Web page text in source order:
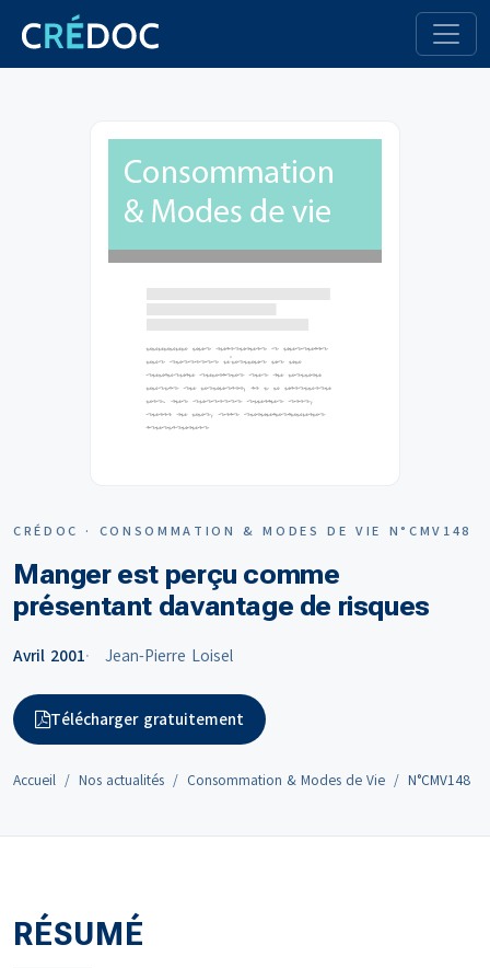
CRÉDOC · CONSOMMATION & MODES DE VIE N°CMV148
Manger est perçu comme
présentant davantage de risques
Avril 2001 Jean-Pierre Loisel
Télécharger gratuitement
Accueil Nos actualités Consommation & Modes de Vie N°CMV148
RÉSUMÉ